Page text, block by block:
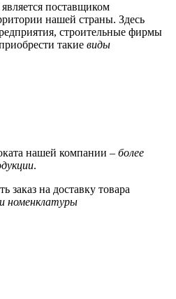
поставщиком
нашей страны. Здесь
строительные фирмы
такие виды
нашей компании – более
.
заказ на доставку товара
номенклатуры